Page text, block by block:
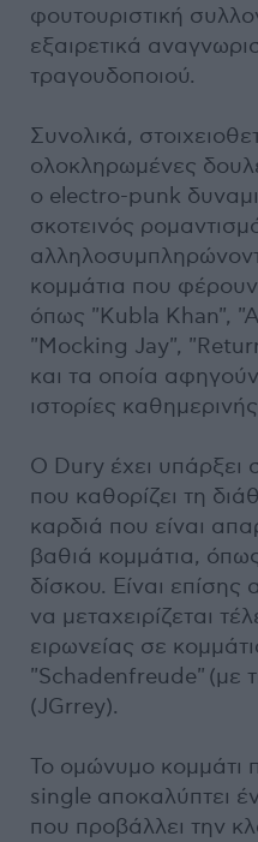
φουτουριστική
εξαιρετικά
τραγουδοποιού.
Συνολικά,
ολοκληρωμένες
ο electro-punk
σκοτεινός
κομμάτια που
όπως "Kubla Khan",
"Mocking Jay",
και τα οποία
ιστορίες
Ο Dury έχει υπάρξει
που καθορίζει τη
καρδιά που είναι
βαθιά κομμάτια,
δίσκου. Είναι
να μεταχειρίζεται
ειρωνείας σε
"Schadenfreude" (με
(JGrrey).
To ομώνυμο κομμάτι
single αποκαλύπτει
που προβάλλει την